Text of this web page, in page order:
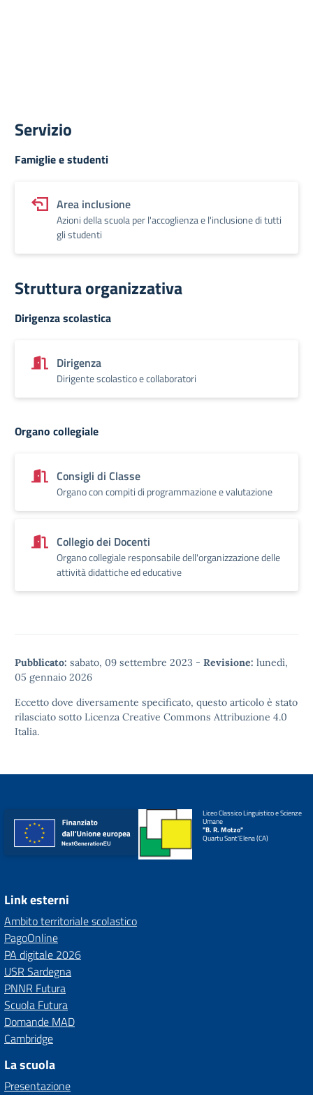
Servizio
Famiglie e studenti
Area inclusione
Azioni della scuola per l'accoglienza e l'inclusione di tutti
gli studenti
Struttura organizzativa
Dirigenza scolastica
Dirigenza
Dirigente scolastico e collaboratori
Organo collegiale
Consigli di Classe
Organo con compiti di programmazione e valutazione
Collegio dei Docenti
Organo collegiale responsabile dell'organizzazione delle
attività didattiche ed educative
Pubblicato: sabato, 09 settembre 2023 - Revisione: lunedì,
05 gennaio 2026
Eccetto dove diversamente specificato, questo articolo è stato
rilasciato sotto Licenza Creative Commons Attribuzione 4.0
Italia.
Liceo Classico Linguistico e Scienze
Umane
"B. R. Motzo"
Quartu Sant'Elena (CA)
Link esterni
Ambito territoriale scolastico
PagoOnline
PA digitale 2026
USR Sardegna
PNNR Futura
Scuola Futura
Domande MAD
Cambridge
La scuola
Presentazione